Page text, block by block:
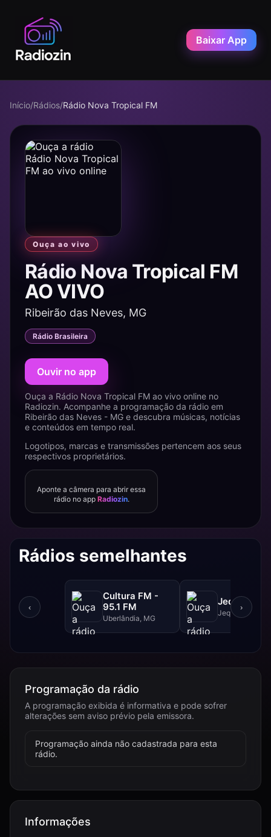
Baixar App
Início/Rádios/Rádio Nova Tropical FM
Ouça ao vivo
Rádio Nova Tropical FM
AO VIVO
Ribeirão das Neves, MG
Rádio Brasileira
Ouvir no app
Ouça a Rádio Nova Tropical FM ao vivo online no
Radiozin. Acompanhe a programação da rádio em
Ribeirão das Neves - MG e descubra músicas, notícias
e conteúdos em tempo real.
Logotipos, marcas e transmissões pertencem aos seus
respectivos proprietários.
Aponte a câmera para abrir essa
rádio no app Radiozin.
Rádios semelhantes
‹
Cultura FM -
95.1 FM
Uberlândia, MG
Jequitibá
Jequitibá, MG
›
Programação da rádio
A programação exibida é informativa e pode sofrer
alterações sem aviso prévio pela emissora.
Programação ainda não cadastrada para esta
rádio.
Informações